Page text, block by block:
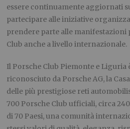
essere continuamente aggiornati
partecipare alle iniziative
prendere parte alle manifestazioni
Club anche a livello internazionale.
Il Porsche Club Piemonte e
riconosciuto da Porsche AG, la
delle più prestigiose reti
700 Porsche Club ufficiali, circa
di 70 Paesi, una comunità